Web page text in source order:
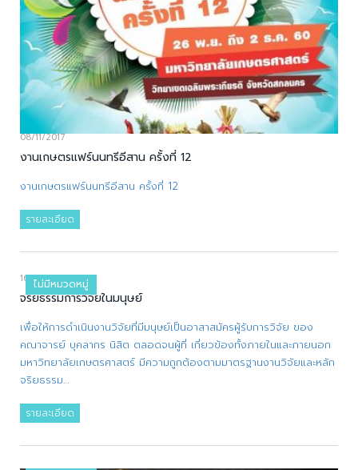
08/11/2017
งานเกษตรแฟร์นนทรีอีสาน ครั้งที่ 12
งานเกษตรแฟร์นนทรีอีสาน ครั้งที่ 12
รายละเอียด
ไม่มีหมวดหมู่
16/10/2017
จริยธรรมการวิจัยในมนุษย์
เพื่อให้การดำเนินงานวิจัยที่มีมนุษย์เป็นอาสาสมัครผู้รับการวิจัย ของ
คณาจารย์ บุคลากร นิสิต ตลอดจนผู้ที่ เกี่ยวข้องทั้งภายในและภายนอก
มหาวิทยาลัยเกษตรศาสตร์ มีความถูกต้องตามมาตรฐานงานวิจัยและหลัก
จริยธรรม…
รายละเอียด